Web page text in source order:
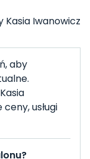
Kasia Iwanowicz
aby
usługi